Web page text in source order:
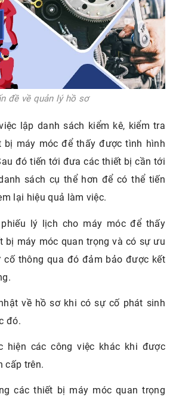
đề về quản lý hồ sơ
lập danh sách kiểm kê, kiểm tra
bị máy móc để thấy được tình hình
đó tiến tới đưa các thiết bị cần tới
sách cụ thể hơn để có thể tiến
lại hiệu quả làm việc.
lý lịch cho máy móc để thấy
bị máy móc quan trọng và có sự ưu
thông qua đó đảm bảo được kết
về hồ sơ khi có sự cố phát sinh
đó.
hiện các công việc khác khi được
cấp trên.
các thiết bị máy móc quan trọng